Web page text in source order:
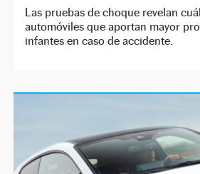
Las pruebas de choque revelan
automóviles que aportan mayor
infantes en caso de accidente.